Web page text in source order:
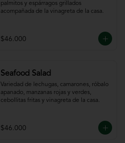
palmitos y espárragos grillados
acompañada de la vinagreta de la casa.
$46.000
Seafood Salad
Variedad de lechugas, camarones, róbalo
apanado, manzanas rojas y verdes,
cebollitas fritas y vinagreta de la casa.
$46.000